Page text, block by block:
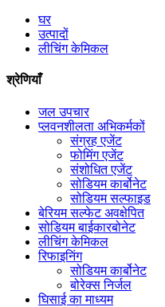
घर
उत्पादों
लीचिंग केमिकल
श्रेणियाँ
जल उपचार
प्लवनशीलता अभिकर्मकों
संग्रह एजेंट
फोमिंग एजेंट
संशोधित एजेंट
सोडियम कार्बोनेट
सोडियम सल्फाइड
बेरियम सल्फेट अवक्षेपित
सोडियम बाईकारबोनेट
लीचिंग केमिकल
रिफाइनिंग
सोडियम कार्बोनेट
बोरेक्स निर्जल
घिसाई का माध्यम